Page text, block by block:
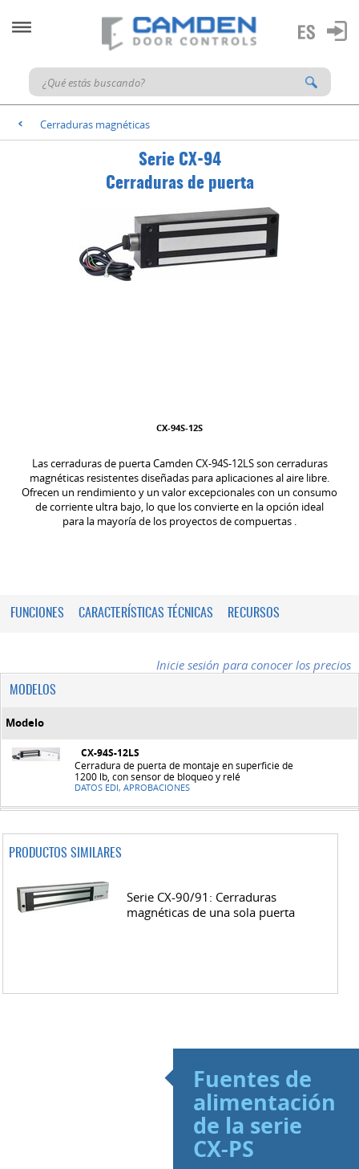
< Cerraduras magnéticas
Serie CX-94
Cerraduras de puerta
CX-94S-12S
Las cerraduras de puerta Camden CX-94S-12LS son cerraduras
magnéticas resistentes diseñadas para aplicaciones al aire libre.
Ofrecen un rendimiento y un valor excepcionales con un consumo
de corriente ultra bajo, lo que los convierte en la opción ideal
para la mayoría de los proyectos de compuertas .
FUNCIONES CARACTERÍSTICAS TÉCNICAS RECURSOS
Inicie sesión para conocer los precios
MODELOS
Modelo
CX-94S-12LS
Cerradura de puerta de montaje en superficie de
1200 lb, con sensor de bloqueo y relé
DATOS EDI, APROBACIONES
PRODUCTOS SIMILARES
Serie CX-90/91: Cerraduras
magnéticas de una sola puerta
Fuentes de
alimentación
de la serie
CX-PS